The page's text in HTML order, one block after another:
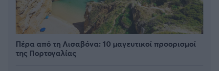
Πέρα από τη Λισαβόνα: 10 μαγευτικοί προορισμοί
της Πορτογαλίας